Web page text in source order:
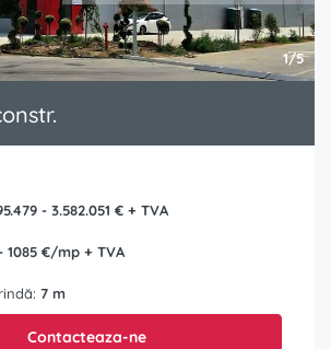
1/5
- 3.582.051 € + TVA
1085 €/mp + TVA
7 m
Contacteaza-ne